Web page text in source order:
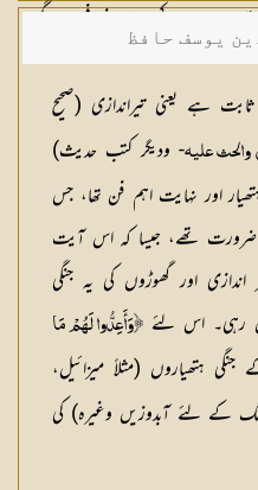
تمہارے ساتھ کچھ بے انصافی نہ ہوگی
یوسف حافظ
ہے یعنی تیراندازی (صحيح
والحث عليه- وديگر كتب حديث)
اور نہایت اہم فن تھا، جس
تھے، جیسا کہ اس آیت
اور گھوڑوں کی یہ جنگی
رہی۔ اس لئے ﴿وَأَعِدُّوا لَهُمْ مَا
ہتھیاروں (مثلاً میزائیل،
کے لئے آبدوزیں وغیرہ) کی